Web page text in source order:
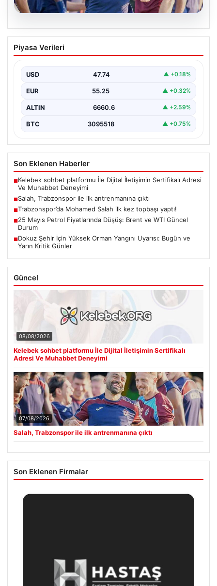
Salah, Trabzonspor ile ilk antrenmanına
çıktı
Piyasa Verileri
USD 47.74 ▲ +0.18%
EUR 55.25 ▲ +0.32%
ALTIN 6660.6 ▲ +2.59%
BTC 3095518 ▲ +0.75%
Son Eklenen Haberler
■Kelebek sohbet platformu İle Dijital İletişimin Sertifikalı Adresi
Ve Muhabbet Deneyimi
■Salah, Trabzonspor ile ilk antrenmanına çıktı
■Trabzonspor’da Mohamed Salah ilk kez topbaşı yaptı!
■25 Mayıs Petrol Fiyatlarında Düşüş: Brent ve WTI Güncel
Durum
■Dokuz Şehir İçin Yüksek Orman Yangını Uyarısı: Bugün ve
Yarın Kritik Günler
Güncel
08/08/2026
Kelebek sohbet platformu İle Dijital İletişimin Sertifikalı
Adresi Ve Muhabbet Deneyimi
07/08/2026
Salah, Trabzonspor ile ilk antrenmanına çıktı
Son Eklenen Firmalar